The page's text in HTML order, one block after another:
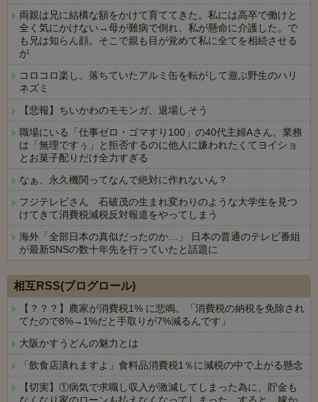
両親は兄に結構な額をかけて育ててきた。私には高卒で働けと
全く気にかけない→母が難病で倒れ、私が懸命に介護した。で
も兄は知らん顔。そこで親も目が覚めて私に全てを相続させる
が
コロコロ楽し。落ちていたアルミ缶を転がして遊ぶ野生のハリ
ネズミ
【悲報】ちいかわのモモンガ、退場しそう
職場にいる「仕事ゼロ・ゴマすり100」の40代主婦Aさん、業務
は「無理ですぅ」と拒否するのに他人に嫌われたくてヨイショ
とお菓子配りだけ全力すぎる
なぁ、永久機関ってなんで絶対に作れないん？
フジテレビさん 石破茂の生まれ変わりのような大学生を見つ
けてきて消費税減税反対報道をやってしまう
海外「全部日本の真似だったのか…」 日本の普通のテレビ番組
が最新SNSの数十年先を行っていたと話題に
相互RSS(ブログロール)
【？？？】農家が消費税1% に悲鳴。「消費税の納税を免除され
てたので8%→1%だと手取りが7%減るんです」
大阪かすうどんの魅力とは
「飲食店潰れますよ」食料品消費税1％に減税の中で上がる懸念
【切実】①病気で求職し収入が激減してしまった為に、貯金も